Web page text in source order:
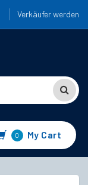
Verkäufer werden
0 My Cart